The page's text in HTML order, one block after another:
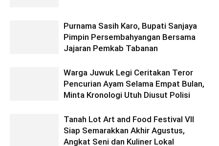
Purnama Sasih Karo, Bupati Sanjaya
Pimpin Persembahyangan Bersama
Jajaran Pemkab Tabanan
Warga Juwuk Legi Ceritakan Teror
Pencurian Ayam Selama Empat Bulan,
Minta Kronologi Utuh Diusut Polisi
Tanah Lot Art and Food Festival VII
Siap Semarakkan Akhir Agustus,
Angkat Seni dan Kuliner Lokal